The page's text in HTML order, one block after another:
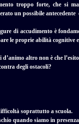
troppo forte, che si
un possibile antecedente
di accudimento è
le proprie abilità cognitive
altro non è che
degli ostacoli?
soprattutto a scuola.
quando siamo in